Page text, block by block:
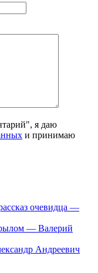
я даю
и принимаю
очевидца —
— Валерий
Андреевич